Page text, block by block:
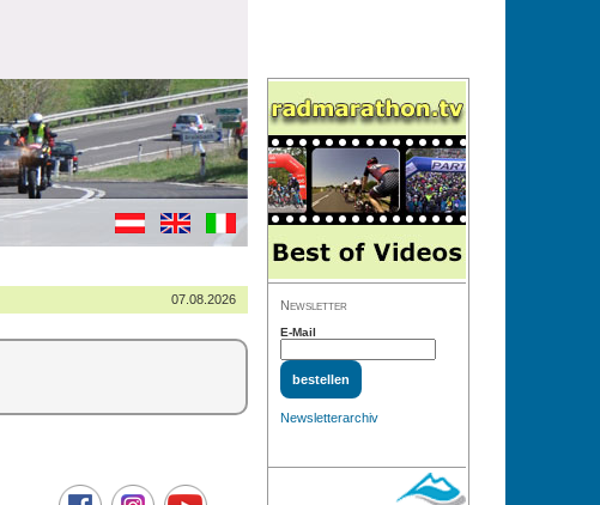
07.08.2026 Newsletter
E-Mail
Newsletterarchiv